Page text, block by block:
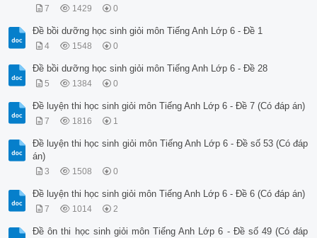
7 1429 0
Đề bồi dưỡng học sinh giỏi môn Tiếng Anh Lớp 6 - Đề 1
4 1548 0
Đề bồi dưỡng học sinh giỏi môn Tiếng Anh Lớp 6 - Đề 28
5 1384 0
Đề luyện thi học sinh giỏi môn Tiếng Anh Lớp 6 - Đề 7 (Có đáp án)
7 1816 1
Đề luyện thi học sinh giỏi môn Tiếng Anh Lớp 6 - Đề số 53 (Có đáp
án)
3 1508 0
Đề luyện thi học sinh giỏi môn Tiếng Anh Lớp 6 - Đề 6 (Có đáp án)
7 1014 2
Đề ôn thi học sinh giỏi môn Tiếng Anh Lớp 6 - Đề số 49 (Có đáp